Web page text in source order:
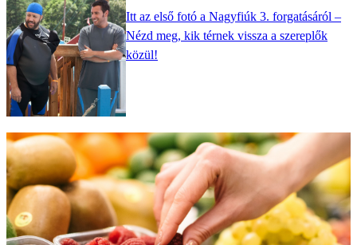
Itt az első fotó a Nagyfiúk 3. forgatásáról –
Nézd meg, kik térnek vissza a szereplők
közül!